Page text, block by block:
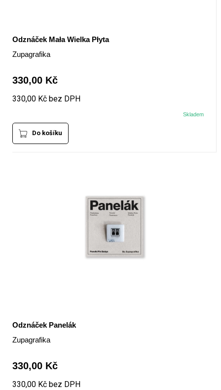
Odznáček Mała Wielka Płyta
Zupagrafika
330,00 Kč
330,00 Kč bez DPH
Skladem
Do košíku
Odznáček Panelák
Zupagrafika
330,00 Kč
330,00 Kč bez DPH